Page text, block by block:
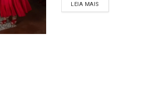
LEIA MAIS